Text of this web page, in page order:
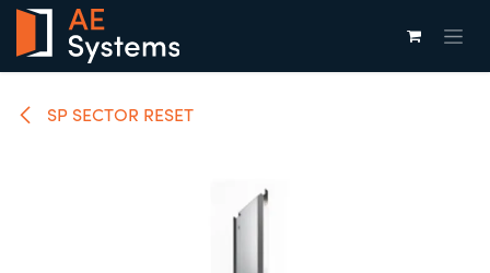
Overslaan naar inhoud
SP SECTOR RESET